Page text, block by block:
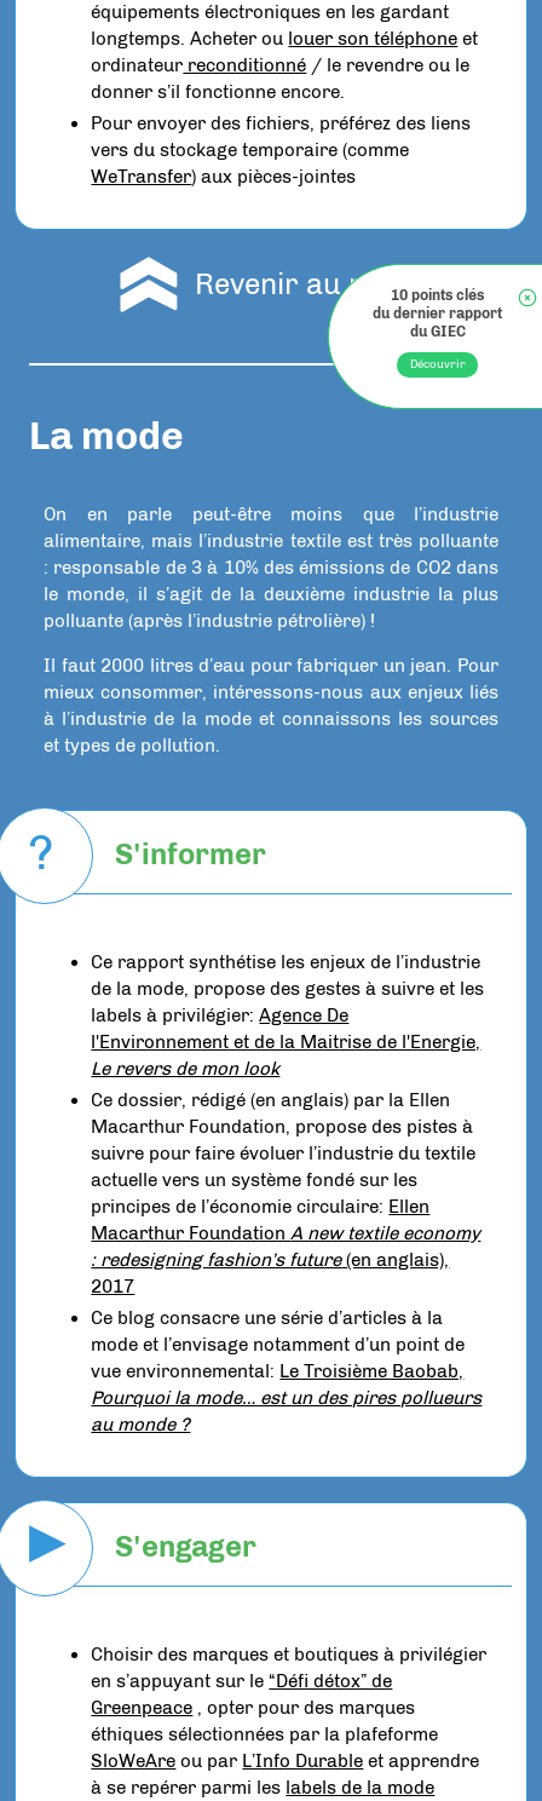
équipements électroniques en les gardant
longtemps. Acheter ou louer son téléphone et
ordinateur reconditionné / le revendre ou le
donner s’il fonctionne encore.
Pour envoyer des fichiers, préférez des liens
vers du stockage temporaire (comme
WeTransfer) aux pièces-jointes
Revenir au menu
La mode
On en parle peut-être moins que l’industrie
alimentaire, mais l’industrie textile est très polluante
: responsable de 3 à 10% des émissions de CO2 dans
le monde, il s’agit de la deuxième industrie la plus
polluante (après l’industrie pétrolière) !
Il faut 2000 litres d’eau pour fabriquer un jean. Pour
mieux consommer, intéressons-nous aux enjeux liés
à l’industrie de la mode et connaissons les sources
et types de pollution.
? S'informer
Ce rapport synthétise les enjeux de l’industrie
de la mode, propose des gestes à suivre et les
labels à privilégier:Agence De
l'Environnement et de la Maitrise de l'Energie,
Le revers de mon look
Ce dossier, rédigé (en anglais) par la Ellen
Macarthur Foundation, propose des pistes à
suivre pour faire évoluer l’industrie du textile
actuelle vers un système fondé sur les
principes de l’économie circulaire: Ellen
Macarthur FoundationA new textile economy
: redesigning fashion’s future(en anglais),
2017
Ce blog consacre une série d’articles à la
mode et l’envisage notamment d’un point de
vue environnemental: Le Troisième Baobab,
Pourquoi la mode… est un des pires pollueurs
au monde ?
▶ S'engager
Choisir des marques et boutiques à privilégier
en s’appuyant sur le “Défi détox” de
Greenpeace , opter pour des marques
éthiques sélectionnées par la plafeforme
SloWeAre ou par L’Info Durable et apprendre
à se repérer parmi les labels de la mode